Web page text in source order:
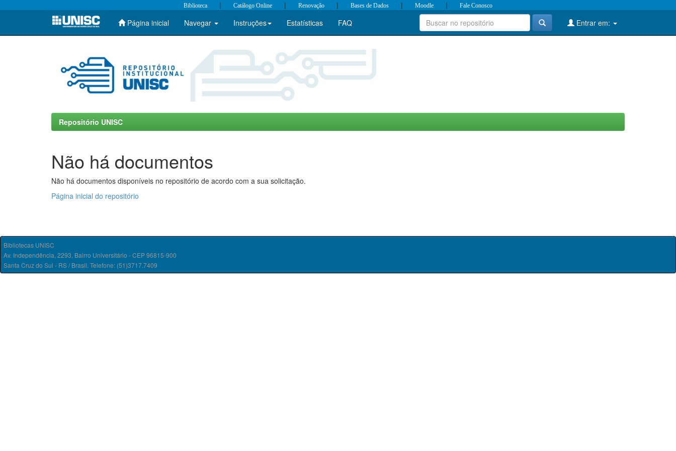
Skip
Biblioteca | Catálogo Online | Renovação | Bases de Dados | Moodle | Fale Conosco
Página inicial Navegar Instruções Estatísticas FAQ Entrar em:
Repositório UNISC
Não há documentos
Não há documentos disponíveis no repositório de acordo com a sua solicitação.
Página inicial do repositório
Bibliotecas UNISC
Av. Independência, 2293, Bairro Universitário - CEP 96815-900
Santa Cruz do Sul - RS / Brasil. Telefone: (51)3717.7409